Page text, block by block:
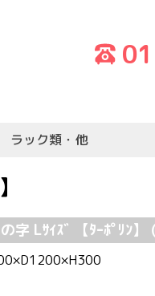
ラック類・他
字 Lｻｲｽﾞ 【ﾀｰﾎﾟﾘﾝ